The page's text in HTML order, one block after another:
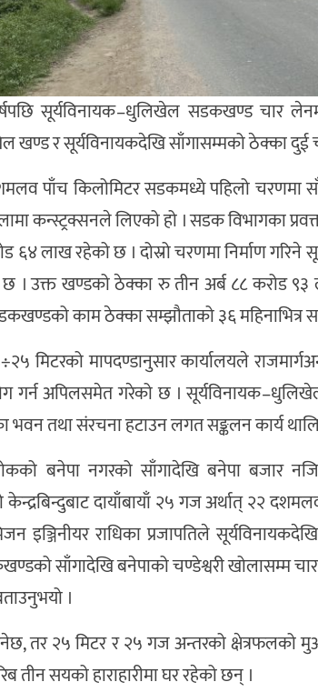
सूर्यविनायक–धुलिखेल सडकखण्ड चार
खण्ड र सूर्यविनायकदेखि साँगासम्मको ठेक्का दुई
पाँच किलोमिटर सडकमध्ये पहिलो
कन्स्ट्रक्सनले लिएको हो । सडक विभागका
६४ लाख रहेको छ । दोस्रो चरणमा निर्माण
। उक्त खण्डको ठेक्का रु तीन अर्ब ८८ करोड
काम ठेक्का सम्झौताको ३६ महिनाभित्र
मिटरको मापदण्डानुसार कार्यालयले
गर्न अपिलसमेत गरेको छ ।
भवन तथा संरचना हटाउन लगत सङ्कलन कार्य
बनेपा नगरको साँगादेखि बनेपा बजार
दायाँबायाँ २५ गज अर्थात् २२
इञ्जिनीयर राधिका प्रजापतिले
साँगादेखि बनेपाको चण्डेश्वरी खोलासम्म
।
तर २५ मिटर र २५ गज अन्तरको क्षेत्रफलको
तीन सयको हाराहारीमा घर रहेको छन् ।